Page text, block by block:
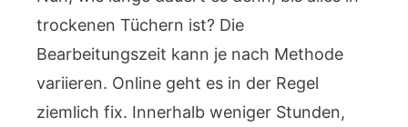
trockenen Tüchern ist? Die
Bearbeitungszeit kann je nach Methode
variieren. Online geht es in der Regel
ziemlich fix. Innerhalb weniger Stunden,